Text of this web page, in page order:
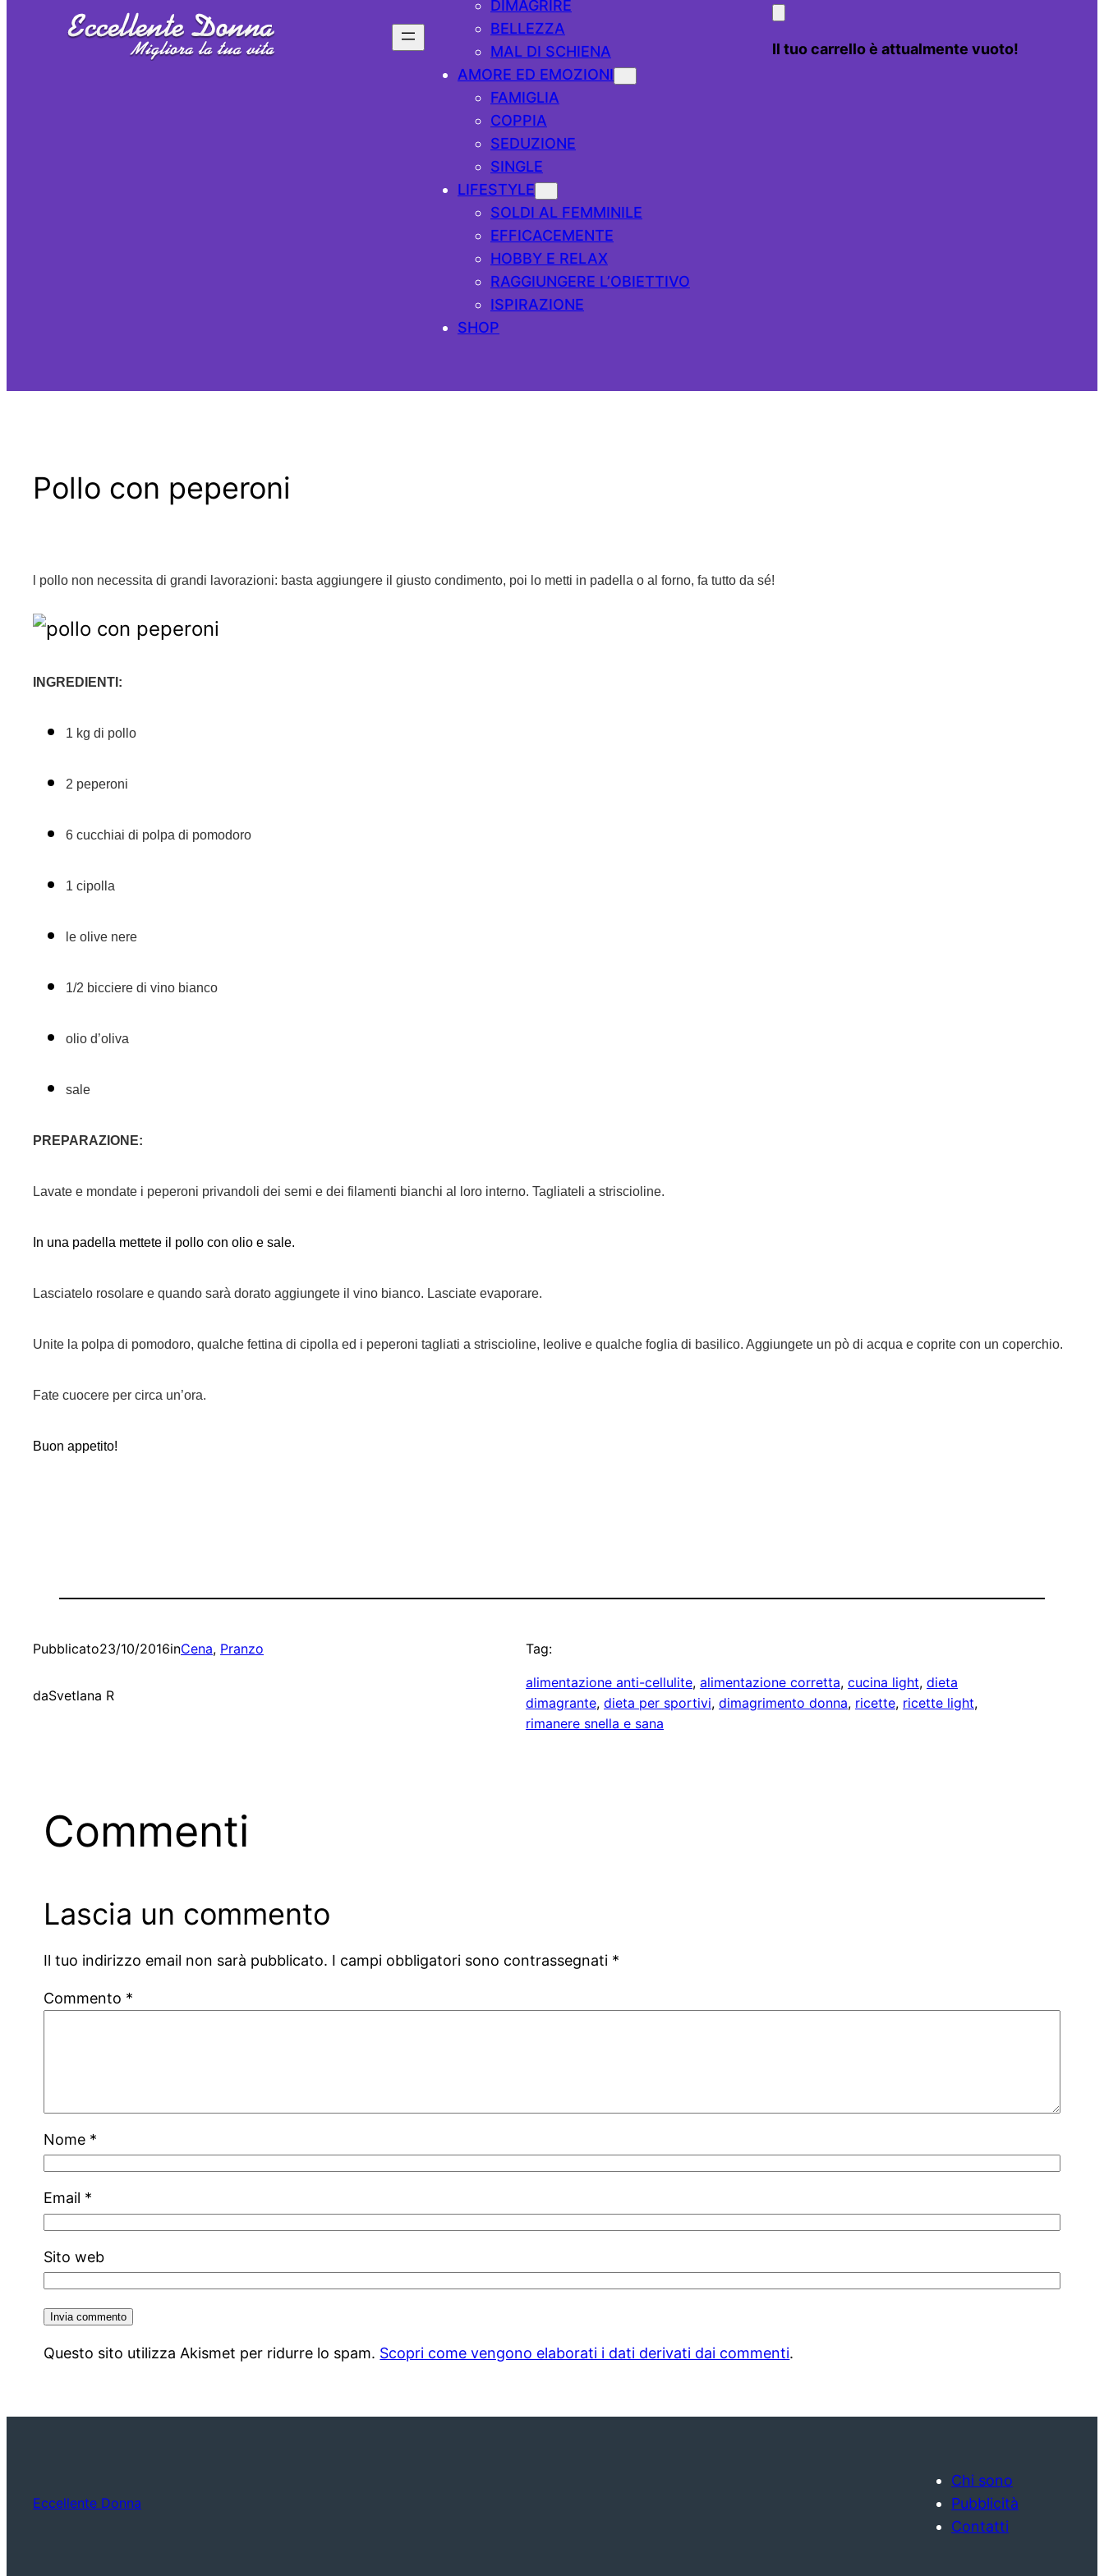
DIMAGRIRE
BELLEZZA
MAL DI SCHIENA
AMORE ED EMOZIONI
FAMIGLIA
COPPIA
SEDUZIONE
SINGLE
LIFESTYLE
SOLDI AL FEMMINILE
EFFICACEMENTE
HOBBY E RELAX
RAGGIUNGERE L’OBIETTIVO
ISPIRAZIONE
SHOP
Il tuo carrello è attualmente vuoto!
Pollo con peperoni
l pollo non necessita di grandi lavorazioni: basta aggiungere il giusto condimento, poi lo metti in padella o al forno, fa tutto da sé!
INGREDIENTI:
1 kg di pollo
2 peperoni
6 cucchiai di polpa di pomodoro
1 cipolla
le olive nere
1/2 bicciere di vino bianco
olio d’oliva
sale
PREPARAZIONE:
Lavate e mondate i peperoni privandoli dei semi e dei filamenti bianchi al loro interno. Tagliateli a striscioline.
In una padella mettete il pollo con olio e sale.
Lasciatelo rosolare e quando sarà dorato aggiungete il vino bianco. Lasciate evaporare.
Unite la polpa di pomodoro, qualche fettina di cipolla ed i peperoni tagliati a striscioline, leolive e qualche foglia di basilico. Aggiungete un pò di acqua e coprite con un coperchio.
Fate cuocere per circa un’ora.
Buon appetito!
Pubblicato23/10/2016inCena, Pranzo
daSvetlana R
Tag:
alimentazione anti-cellulite, alimentazione corretta, cucina light, dieta
dimagrante, dieta per sportivi, dimagrimento donna, ricette, ricette light
rimanere snella e sana
Commenti
Lascia un commento
Il tuo indirizzo email non sarà pubblicato. I campi obbligatori sono contrassegnati *
Commento *
Nome *
Email *
Sito web
Questo sito utilizza Akismet per ridurre lo spam. Scopri come vengono elaborati i dati derivati dai commenti.
Eccellente Donna
Chi sono
Pubblicità
Contatti